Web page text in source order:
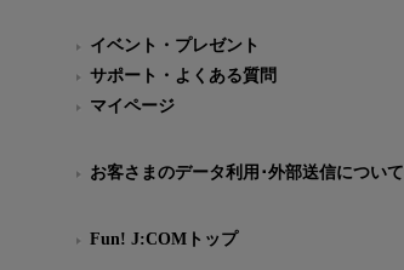
イベント・プレゼント
サポート・よくある質問
マイページ
お客さまのデータ利用･外部送信について
Fun! J:COMトップ